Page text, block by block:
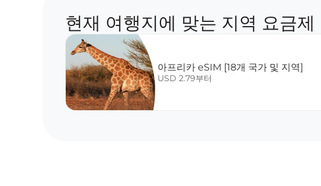
현재 여행지에 맞는 지역 요금제
아프리카 eSIM [18개 국가 및 지역]
USD 2.79부터